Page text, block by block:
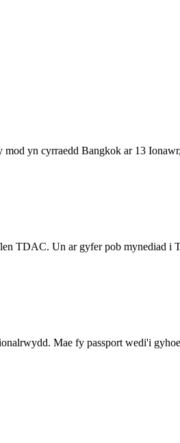
yn cyrraedd Bangkok ar 13
TDAC. Un ar gyfer pob mynediad i
Mae fy passport wedi'i